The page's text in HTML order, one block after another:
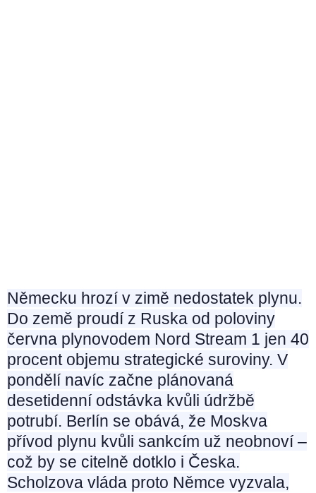
Německu hrozí v zimě nedostatek plynu.
Do země proudí z Ruska od poloviny
června plynovodem Nord Stream 1 jen 40
procent objemu strategické suroviny. V
pondělí navíc začne plánovaná
desetidenní odstávka kvůli údržbě
potrubí. Berlín se obává, že Moskva
přívod plynu kvůli sankcím už neobnoví –
což by se citelně dotklo i Česka.
Scholzova vláda proto Němce vyzvala,